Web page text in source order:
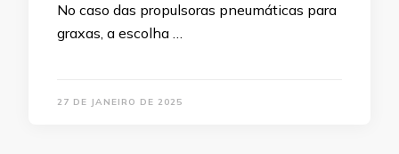
No caso das propulsoras pneumáticas para
graxas, a escolha …
27 DE JANEIRO DE 2025